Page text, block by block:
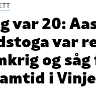
var 20:
var
og såg
i Vinje